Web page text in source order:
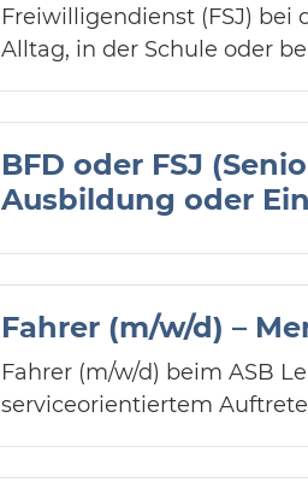
Freiwilligendienst (FSJ)
Alltag, in der Schule oder
BFD oder FSJ
Ausbildung oder
Fahrer (m/w/d) –
Fahrer (m/w/d) beim ASB
serviceorientiertem